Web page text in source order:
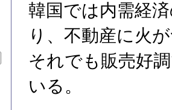
韓国では内需経
り、不動産に火
それでも販売好
いる。